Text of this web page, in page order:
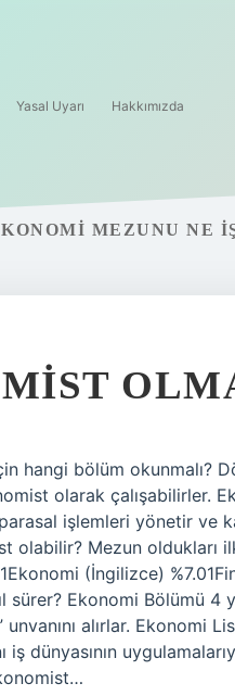
Yasal Uyarı Hakkımızda
MEZUNU NE
hangi bölüm okunmalı?
olarak çalışabilirler.
işlemleri yönetir ve
olabilir? Mezun oldukları
(İngilizce)
sürer? Ekonomi Bölümü 4
unvanını alırlar. Ekonomi
iş dünyasının